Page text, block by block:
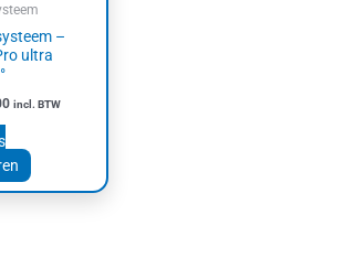
–
ultra
incl. BTW
worden